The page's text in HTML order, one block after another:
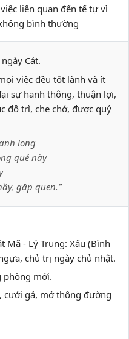
liên quan đến tế tự vì
bình thường
Cát.
việc đều tốt lành và ít
sự hanh thông, thuận lợi,
độ trì, che chở, được quý
long
quẻ này
gặp quen.”
Mã - Lý Trung: Xấu (Bình
chủ trị ngày chủ nhật.
phòng mới.
cưới gả, mở thông đường